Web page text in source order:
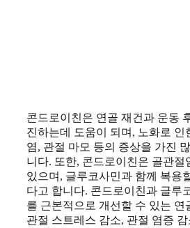
콘드로이친은 연골 재건과 운동
진하는데 도움이 되며, 노화로 인
염, 관절 마모 등의 증상을 가진
니다. 또한, 콘드로이친은 골관절
있으며, 글루코사민과 함께 복용
다고 합니다. 콘드로이친과 글루
를 근본적으로 개선할 수 있는 연
관절 스트레스 감소, 관절 염증